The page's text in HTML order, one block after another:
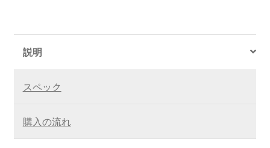
説明
スペック
購入の流れ